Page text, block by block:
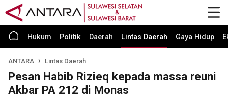
Hukum Politik Daerah Lintas Daerah Gaya Hidup
ANTARA Lintas Daerah
Pesan Habib Rizieq kepada massa reuni
Akbar PA 212 di Monas